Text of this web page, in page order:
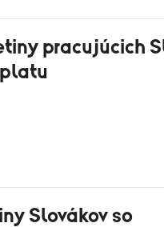
pracujúcich
Slovákov so